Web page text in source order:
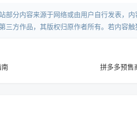
部分内容来源于网络或由用户自行发表，
方作品，其版权归原作者所有。若内容触
南
拼多多预售